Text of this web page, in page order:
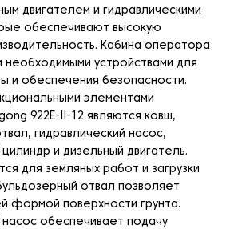
двигателем и гидравлическими
обеспечивают высокую
Кабина оператора
необходимыми устройствами для
и обеспечения безопасности.
элементами
922E-II-12 являются ковш,
гидравлический насос,
цилиндр и дизельный двигатель.
для земляных работ и загрузки
отвал позволяет
формой поверхности грунта.
насос обеспечивает подачу